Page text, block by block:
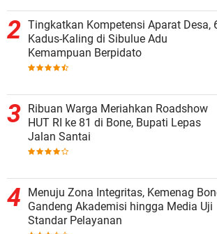
Tingkatkan Kompetensi Aparat Desa,
Kadus-Kaling di Sibulue Adu
Kemampuan Berpidato
Ribuan Warga Meriahkan Roadshow
HUT RI ke 81 di Bone, Bupati Lepas
Jalan Santai
Menuju Zona Integritas, Kemenag
Gandeng Akademisi hingga Media Uji
Standar Pelayanan